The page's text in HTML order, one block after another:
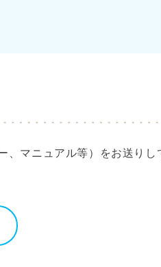
マニュアル等）をお送り